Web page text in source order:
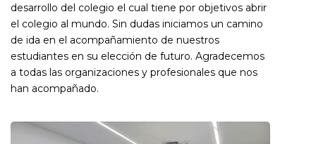
desarrollo del colegio el cual tiene por objetivos abrir
el colegio al mundo. Sin dudas iniciamos un camino
de ida en el acompañamiento de nuestros
estudiantes en su elección de futuro. Agradecemos
a todas las organizaciones y profesionales que nos
han acompañado.